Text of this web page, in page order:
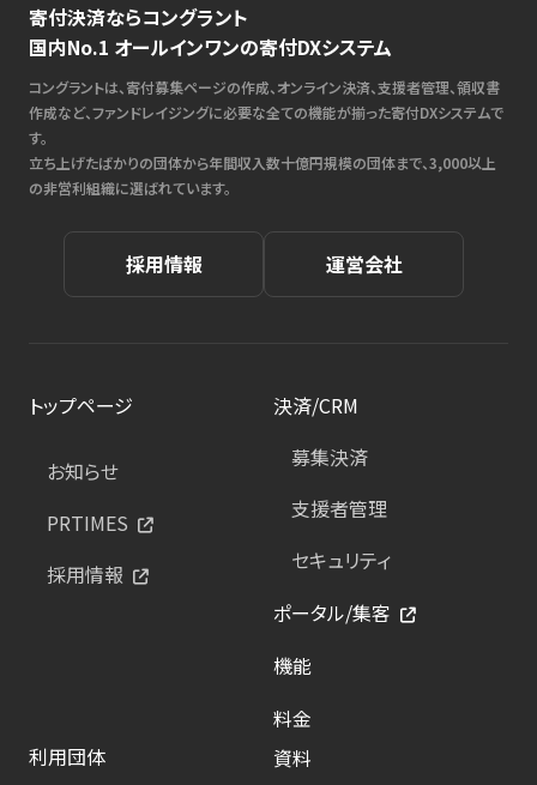
寄付決済ならコングラント
国内No.1 オールインワンの寄付DXシステム
コングラントは、寄付募集ページの作成、オンライン決済、支援者管理、領収書
作成など、ファンドレイジングに必要な全ての機能が揃った寄付DXシステムで
す。
立ち上げたばかりの団体から年間収入数十億円規模の団体まで、3,000以上
の非営利組織に選ばれています。
採用情報 運営会社
トップページ
お知らせ
PRTIMES
採用情報
決済/CRM
募集決済
支援者管理
セキュリティ
ポータル/集客
機能
料金
利用団体
資料